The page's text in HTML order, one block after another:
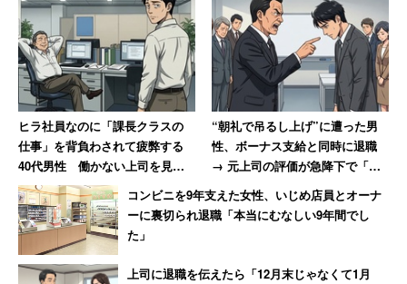
「トイレで飲酒して、空き缶をそのまま放置して帰る人も
いました。男女2人でトイレに入って出てこない若者もお
りました。コンビニのトイレでやりたい放題です」
用を足す以外の目的でトイレを使われたら、店員はたまら
ないだろう。ついに我慢の限界が来た女性は5年勤めたコ
ンビニを辞め、転職した。
「コロナ禍はなかなか転職が難しかったですが、やっと転
職できて良かったです。現在は、テーマパークのレストラ
ヒラ社員なのに「課長クラスの
仕事」を背負わされて疲弊する
40代男性 働かない上司を見て
気づいた「残酷な事実」
“朝礼で吊るし上げ”に遭った男
性、ボーナス支給と同時に退職
→ 元上司の評価が急降下で「ザ
マアミロと思いました」
コンビニを9年支えた女性、いじめ店員とオーナ
ーに裏切られ退職「本当にむなしい9年間でし
た」
上司に退職を伝えたら「12月末じゃなくて1月